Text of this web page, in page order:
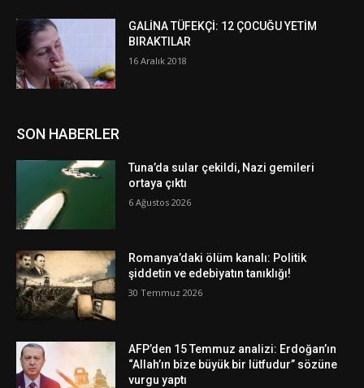
GALİNA TÜFEKÇİ: 12 ÇOCUĞU YETİM
BIRAKTILAR
16 Aralık 2018
SON HABERLER
Tuna’da sular çekildi, Nazi gemileri
ortaya çıktı
6 Ağustos 2026
Romanya’daki ölüm kanalı: Politik
şiddetin ve edebiyatın tanıklığı!
30 Temmuz 2026
AFP’den 15 Temmuz analizi: Erdoğan’ın
“Allah’ın bize büyük bir lütfudur” sözüne
vurgu yaptı